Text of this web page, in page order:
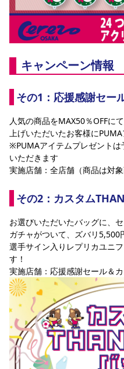
キャンペーン情報
その1：応援感謝セー
人気の商品をMAX50％OFFに
上げいただいたお客様に
※PUMAアイテムプレゼント
いただきます
実施店舗：全店舗（商品は対象
その2：カスタム
お選びいただいたバッグに、
ガチャがついて、ズバリ
選手サイン入りレプリカユニ
す！
実施店舗：応援感謝セール＆